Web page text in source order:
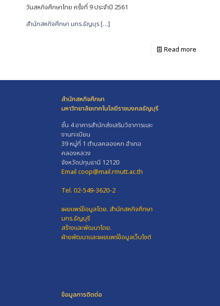
วันสหกิจศึกษาไทย ครั้งที่ 9 ประจำปี 2561
สำนักสหกิจศึกษา มทร.ธัญบุร[…]
Read more
สำนักสหกิจศึกษา
มหาวิทยาลัยเทคโนโลยีราชมงคลธัญบุรี
ชั้น 4 อาคารสำนักส่งเสริมวิชาการและ
งานทะเบียน
39 หมู่ที่ 1 ตำบลคลองหก อำเภอ
คลองหลวง
จังหวัดปทุมธานี 12120
Email coop@mail.rmutt.ac.th
Tel. 02-549-3620-2
เผยแพร่ข้อมูลโดย. สำนักสหกิจศึกษา
มทร.ธัญบุรี
สร้างและพัฒนาโดย.
ฝ่ายพัฒนาและเผยแพร่ข้อมูลเว็บไซต์
ข้อมูลการติดต่อ